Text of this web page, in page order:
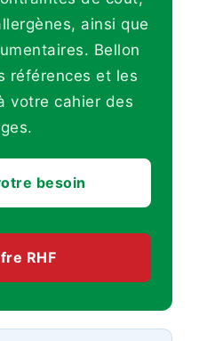
ainsi que
Bellon
références et les
votre cahier des
besoin
RHF